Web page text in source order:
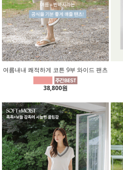
여름내내 쾌적하게 코튼 9부 와이드 팬츠
38,800원